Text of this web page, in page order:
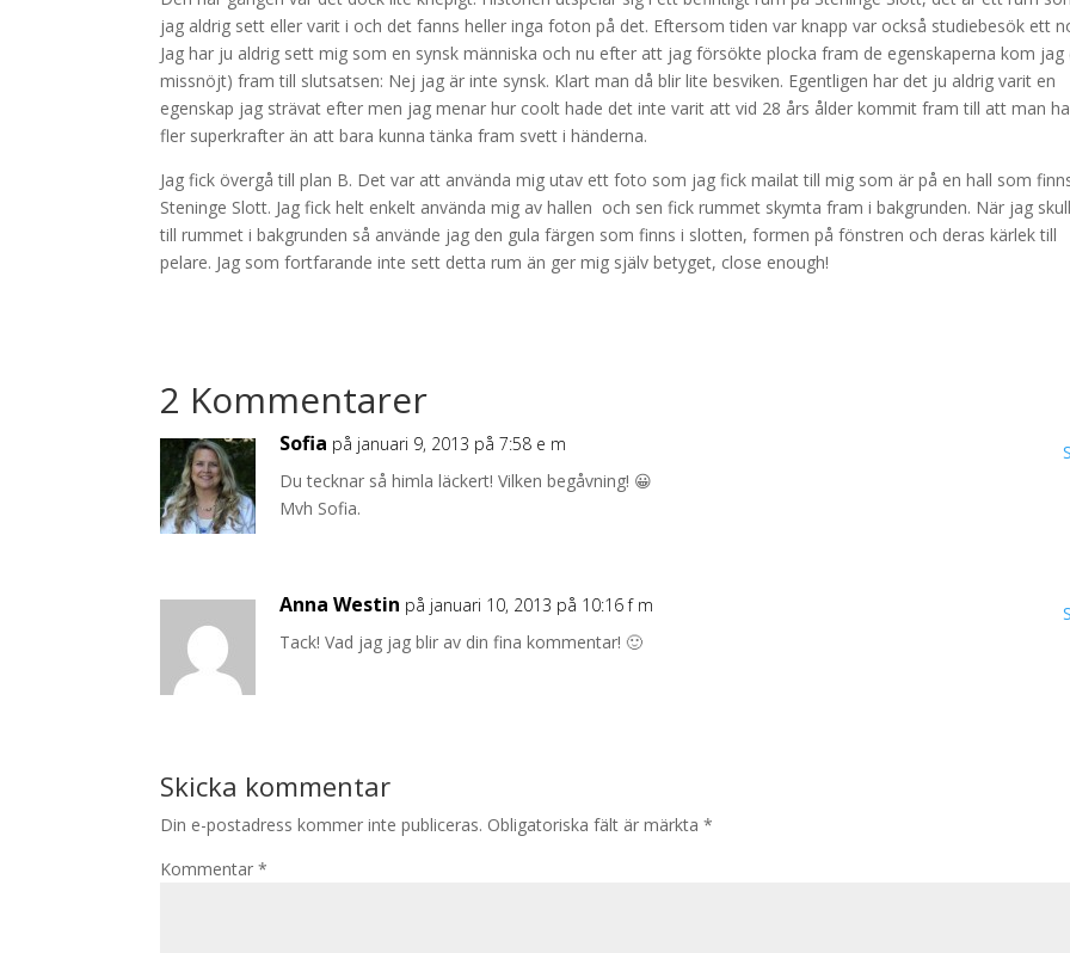
jag aldrig sett eller varit i och det fanns heller inga foton på det. Eftersom tiden var knapp var också studiebesök ett
Jag har ju aldrig sett mig som en synsk människa och nu efter att jag försökte plocka fram de egenskaperna kom jag
missnöjt) fram till slutsatsen: Nej jag är inte synsk. Klart man då blir lite besviken. Egentligen har det ju aldrig varit en
egenskap jag strävat efter men jag menar hur coolt hade det inte varit att vid 28 års ålder kommit fram till att man
fler superkrafter än att bara kunna tänka fram svett i händerna.
Jag fick övergå till plan B. Det var att använda mig utav ett foto som jag fick mailat till mig som är på en hall som
Steninge Slott. Jag fick helt enkelt använda mig av hallen och sen fick rummet skymta fram i bakgrunden. När jag
till rummet i bakgrunden så använde jag den gula färgen som finns i slotten, formen på fönstren och deras kärlek till
pelare. Jag som fortfarande inte sett detta rum än ger mig själv betyget, close enough!
2 Kommentarer
Sofia på januari 9, 2013 på 7:58 e m
Du tecknar så himla läckert! Vilken begåvning! 😀
Mvh Sofia.
Anna Westin på januari 10, 2013 på 10:16 f m
Tack! Vad jag jag blir av din fina kommentar! 🙂
Skicka kommentar
Din e-postadress kommer inte publiceras. Obligatoriska fält är märkta*
Kommentar*